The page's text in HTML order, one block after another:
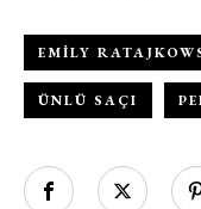
EMILY
ÜNLÜ SAÇI